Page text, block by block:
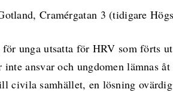
Cramérgatan 3 (tidigare
för unga utsatta för HRV som förts
ansvar och ungdomen lämnas
civila samhället, en lösning